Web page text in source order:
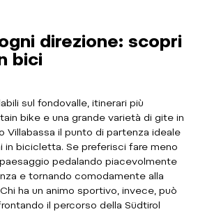
direzione: scopri
bici
sul fondovalle, itinerari più
bike e una grande varietà di gite in
Villabassa il punto di partenza ideale
in bicicletta. Se preferisci fare meno
pedalando piacevolmente
e tornando comodamente alla
ha un animo sportivo, invece, può
il percorso della Südtirol